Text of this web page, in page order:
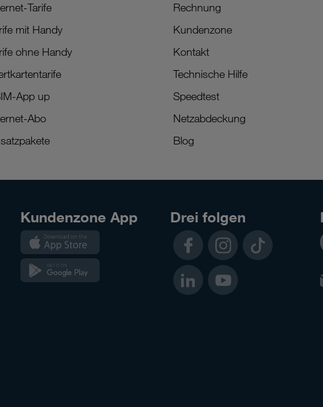
Tarife
mit Handy
ohne Handy
App up
Abo
Rechnung
Kundenzone
Kontakt
Technische Hilfe
Speedtest
Netzabdeckung
Blog
Kundenzone App Drei folgen
InstagramTikTok
YouTube